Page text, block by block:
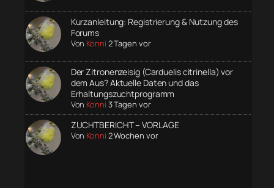
Kurzanleitung: Registrierung & Nutzung des
Forums
Von Konni 2 Tagen vor
Der Zitronenzeisig (Carduelis citrinella) vor
dem Aus? Aktuelle Daten und das
Erhaltungszuchtprogramm
Von Konni 3 Tagen vor
ZUCHTBERICHT – VORLAGE
Von Konni 2 Wochen vor